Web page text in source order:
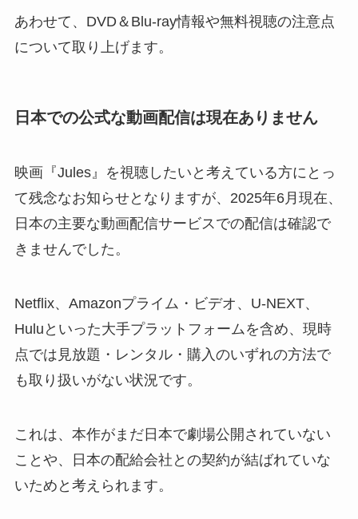
あわせて、DVD＆Blu-ray情報や無料視聴の注意点
について取り上げます。
日本での公式な動画配信は現在ありません
映画『Jules』を視聴したいと考えている方にとっ
て残念なお知らせとなりますが、2025年6月現在、
日本の主要な動画配信サービスでの配信は確認で
きませんでした。
Netflix、Amazonプライム・ビデオ、U-NEXT、
Huluといった大手プラットフォームを含め、現時
点では見放題・レンタル・購入のいずれの方法で
も取り扱いがない状況です。
これは、本作がまだ日本で劇場公開されていない
ことや、日本の配給会社との契約が結ばれていな
いためと考えられます。